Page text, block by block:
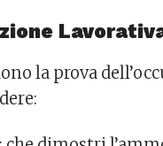
la prova